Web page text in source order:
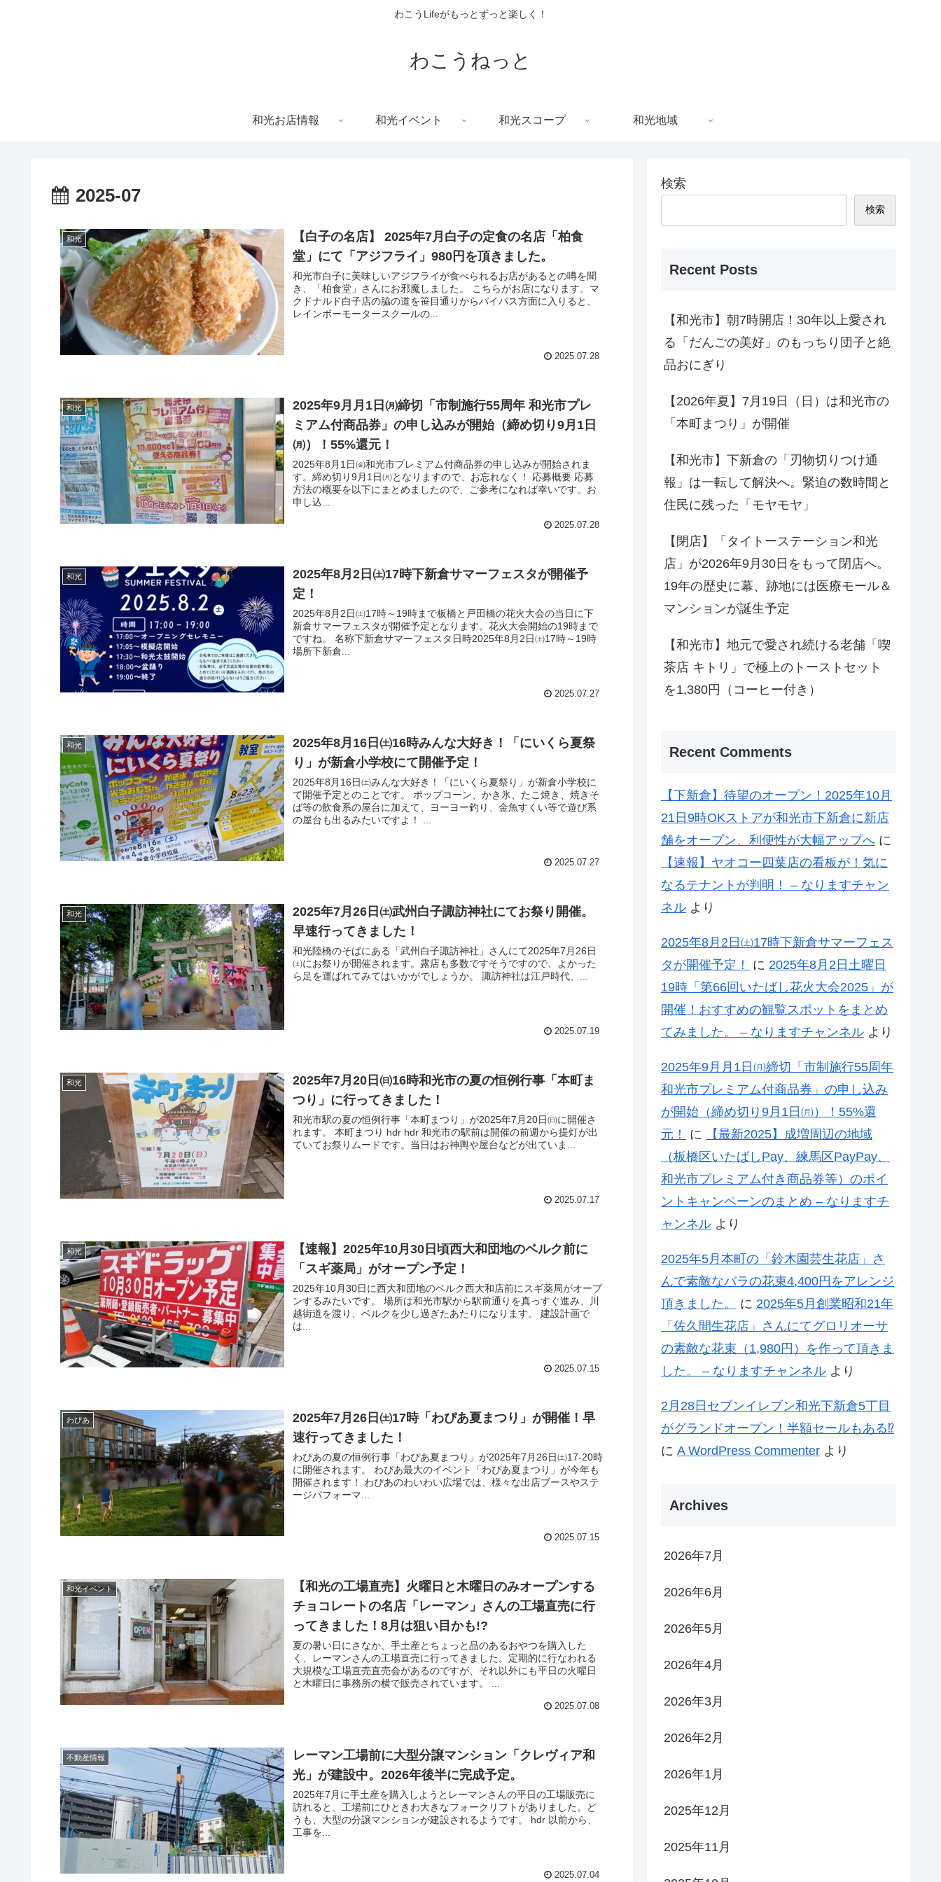
わこうLifeがもっとずっと楽しく！
わこうねっと
和光お店情報 和光イベント 和光スコープ 和光地域
2025-07
和光
【白子の名店】 2025年7月白子の定食の名店「柏食
堂」にて「アジフライ」980円を頂きました。
和光市白子に美味しいアジフライが食べられるお店があるとの噂を聞
き、「柏食堂」さんにお邪魔しました。 こちらがお店になります。マ
クドナルド白子店の脇の道を笹目通りからパイパス方面に入りると、
レインボーモータースクールの...
2025.07.28
和光
2025年9月月1日㈪締切「市制施行55周年 和光市プレ
ミアム付商品券」の申し込みが開始（締め切り9月1日
㈪）！55%還元！
2025年8月1日㈮和光市プレミアム付商品券の申し込みが開始されま
す。締め切り9月1日㈪となりますので、お忘れなく！ 応募概要 応募
方法の概要を以下にまとめましたので、ご参考になれば幸いです。お
申し込...
2025.07.28
和光
2025年8月2日㈯17時下新倉サマーフェスタが開催予
定！
2025年8月2日㈯17時～19時まで板橋と戸田橋の花火大会の当日に下
新倉サマーフェスタが開催予定となります。花火大会開始の19時まで
ですね。 名称下新倉サマーフェスタ日時2025年8月2日㈯17時～19時
場所下新倉...
2025.07.27
和光
2025年8月16日㈯16時みんな大好き！「にいくら夏祭
り」が新倉小学校にて開催予定！
2025年8月16日㈯みんな大好き！「にいくら夏祭り」が新倉小学校に
て開催予定とのことです。 ポップコーン、かき氷、たこ焼き、焼きそ
ば等の飲食系の屋台に加えて、ヨーヨー釣り、金魚すくい等で遊び系
の屋台も出るみたいですよ！ ...
2025.07.27
和光
2025年7月26日㈯武州白子諏訪神社にてお祭り開催。
早速行ってきました！
和光陸橋のそばにある「武州白子諏訪神社」さんにて2025年7月26日
㈯にお祭りが開催されます。露店も多数ですそうですので、よかった
ら足を運ばれてみてはいかがでしょうか。 諏訪神社は江戸時代、...
2025.07.19
和光
2025年7月20日㈰16時和光市の夏の恒例行事「本町ま
つり」に行ってきました！
和光市駅の夏の恒例行事「本町まつり」が2025年7月20日㈰に開催さ
れます。 本町まつり hdr hdr 和光市の駅前は開催の前週から提灯が出
ていてお祭りムードです。当日はお神輿や屋台などが出ていま...
2025.07.17
和光
【速報】2025年10月30日頃西大和団地のベルク前に
「スギ薬局」がオープン予定！
2025年10月30日に西大和団地のベルク西大和店前にスギ薬局がオープ
ンするみたいです。 場所は和光市駅から駅前通りを真っすぐ進み、川
越街道を渡り、ベルクを少し過ぎたあたりになります。 建設計画で
は...
2025.07.15
わぴあ
2025年7月26日㈯17時「わぴあ夏まつり」が開催！早
速行ってきました！
わぴあの夏の恒例行事「わぴあ夏まつり」が2025年7月26日㈯17-20時
に開催されます。 わぴあ最大のイベント「わぴあ夏まつり」が今年も
開催されます！ わぴあのわいわい広場では、様々な出店ブースやステ
ージパフォーマ...
2025.07.15
和光イベント
【和光の工場直売】火曜日と木曜日のみオープンする
チョコレートの名店「レーマン」さんの工場直売に行
ってきました！8月は狙い目かも!?
夏の暑い日にさなか、手土産とちょっと品のあるおやつを購入した
く、レーマンさんの工場直売に行ってきました。定期的に行なわれる
大規模な工場直売直売会があるのですが、それ以外にも平日の火曜日
と木曜日に事務所の横で販売されています。 ...
2025.07.08
不動産情報
レーマン工場前に大型分譲マンション「クレヴィア和
光」が建設中。2026年後半に完成予定。
2025年7月に手土産を購入しようとレーマンさんの平日の工場販売に
訪れると、工場前にひときわ大きなフォークリフトがありました。ど
うも、大型の分譲マンションが建設されるようです。 hdr 以前から、
工事を...
2025.07.04
検索
検索
Recent Posts
【和光市】朝7時開店！30年以上愛され
る「だんごの美好」のもっちり団子と絶
品おにぎり
【2026年夏】7月19日（日）は和光市の
「本町まつり」が開催
【和光市】下新倉の「刃物切りつけ通
報」は一転して解決へ。緊迫の数時間と
住民に残った「モヤモヤ」
【閉店】「タイトーステーション和光
店」が2026年9月30日をもって閉店へ。
19年の歴史に幕、跡地には医療モール＆
マンションが誕生予定
【和光市】地元で愛され続ける老舗「喫
茶店 キトリ」で極上のトーストセット
を1,380円（コーヒー付き）
Recent Comments
【下新倉】待望のオープン！2025年10月
21日9時OKストアが和光市下新倉に新店
舗をオープン、利便性が大幅アップへ に
【速報】ヤオコー四葉店の看板が！気に
なるテナントが判明！ – なりますチャン
ネル より
2025年8月2日㈯17時下新倉サマーフェス
タが開催予定！
に 2025年8月2日土曜日
19時「第66回いたばし花火大会2025」が
開催！おすすめの観覧スポットをまとめ
てみました。 – なりますチャンネル より
2025年9月月1日㈪締切「市制施行55周年
和光市プレミアム付商品券」の申し込み
が開始（締め切り9月1日㈪）！55%還
元！
に
【最新2025】成増周辺の地域
（板橋区いたばしPay、練馬区PayPay、
和光市プレミアム付き商品券等）のポイ
ントキャンペーンのまとめ – なりますチ
ャンネル より
2025年5月本町の「鈴木園芸生花店」さ
んで素敵なバラの花束4,400円をアレンジ
頂きました。
に 2025年5月創業昭和21年
「佐久間生花店」さんにてグロリオーサ
の素敵な花束（1,980円）を作って頂きま
した。 – なりますチャンネル より
2月28日セブンイレブン和光下新倉5丁目
がグランドオープン！半額セールもある⁉
に A WordPress Commenter より
Archives
2026年7月
2026年6月
2026年5月
2026年4月
2026年3月
2026年2月
2026年1月
2025年12月
2025年11月